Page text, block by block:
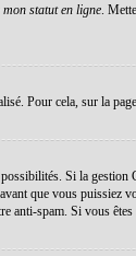
statut en ligne.
Pour cela, sur la
Si la
que vous
spam. Si vous